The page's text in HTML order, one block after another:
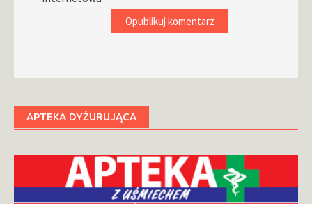
APTEKA DYŻURUJĄCA